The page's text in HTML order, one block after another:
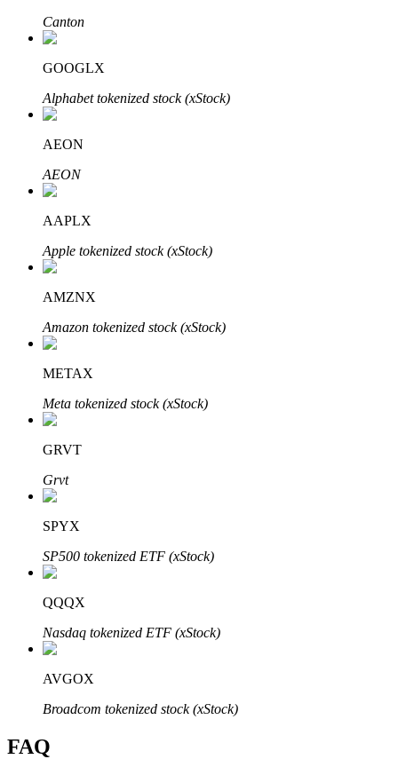
Grijp langetermijnwinst en flexibele belangen
Leer staken
Meer informatie over het verdienen van passief inkomen
Bitrue
Bitrue-partners
Bitrue Affiliates
Tot 65% commissies!
Canton
GOOGLX
Alphabet tokenized stock (xStock)
AEON
AEON
AAPLX
Apple tokenized stock (xStock)
AMZNX
Amazon tokenized stock (xStock)
METAX
Meta tokenized stock (xStock)
GRVT
Grvt
SPYX
SP500 tokenized ETF (xStock)
QQQX
Nasdaq tokenized ETF (xStock)
AVGOX
Broadcom tokenized stock (xStock)
FAQ